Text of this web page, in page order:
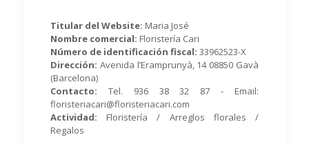
Titular del Website: Maria José
Nombre comercial: Floristería Cari
Número de identificación fiscal: 33962523-X
Dirección: Avenida l’Eramprunyà, 14 08850 Gavà
(Barcelona)
Contacto: Tel. 936 38 32 87 - Email:
floristeriacari@floristeriacari.com
Actividad: Floristería / Arreglos florales /
Regalos